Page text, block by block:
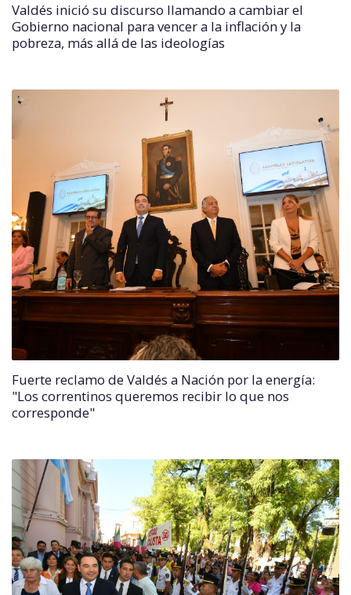
Valdés inició su discurso llamando a cambiar el
Gobierno nacional para vencer a la inflación y la
pobreza, más allá de las ideologías
Fuerte reclamo de Valdés a Nación por la energía:
"Los correntinos queremos recibir lo que nos
corresponde"